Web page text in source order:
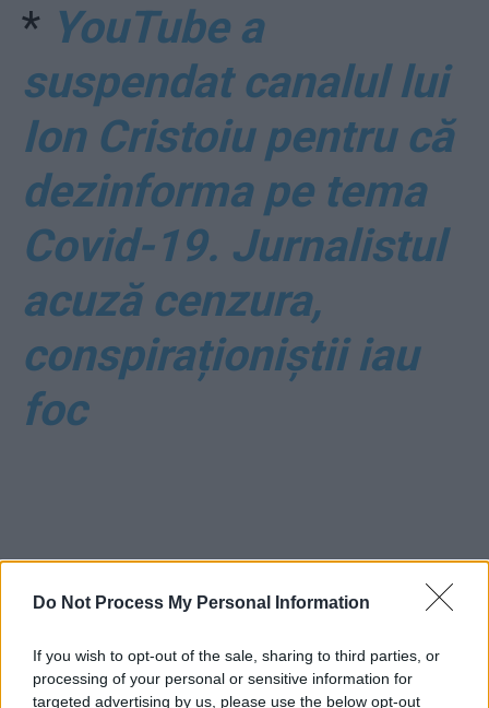
Do Not Process My Personal Information
If you wish to opt-out of the sale, sharing to third parties, or
processing of your personal or sensitive information for
targeted advertising by us, please use the below opt-out
* YouTube a
suspendat canalul lui
Ion Cristoiu pentru că
dezinforma pe tema
Covid-19. Jurnalistul
acuză cenzura,
conspiraționiștii iau
foc